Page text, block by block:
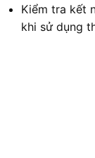
Kiểm tra kết
khi sử dụng